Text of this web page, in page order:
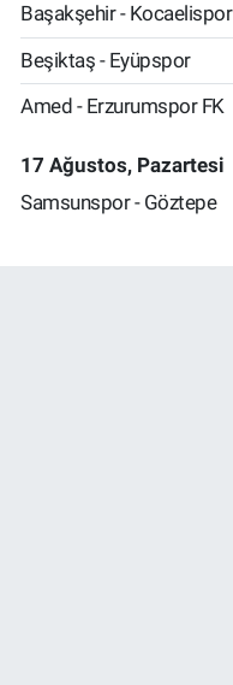
Başakşehir - Kocaelispor
Beşiktaş - Eyüpspor
Amed - Erzurumspor FK
17 Ağustos, Pazartesi
Samsunspor - Göztepe